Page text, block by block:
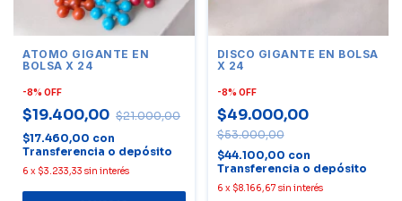
ATOMO GIGANTE EN
BOLSA X 24
-8% OFF
$19.400,00 $21.000,00
$17.460,00 con
Transferencia o depósito
6 x $3.233,33 sin interés
DISCO GIGANTE EN BOLSA
X 24
-8% OFF
$49.000,00
$53.000,00
$44.100,00 con
Transferencia o depósito
6 x $8.166,67 sin interés